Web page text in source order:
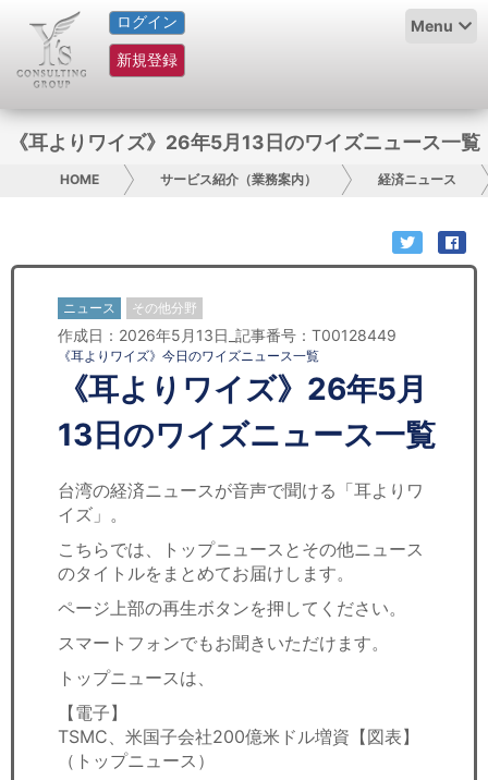
ログイン
新規登録
Menu
HOME
サービス紹介
グループ概要
日本人にPR
コンサルティング
リサーチ
セミナー
経済ニュース
労務顧問
ＩＴ
飲食店情報
《耳よりワイズ》26年5月13日のワイズニュース一覧
HOME サービス紹介（業務案内） 経済ニュース
ニュース その他分野
作成日：2026年5月13日_記事番号：T00128449
《耳よりワイズ》今日のワイズニュース一覧
《耳よりワイズ》26年5月
13日のワイズニュース一覧
台湾の経済ニュースが音声で聞ける「耳よりワ
イズ」。
こちらでは、トップニュースとその他ニュース
のタイトルをまとめてお届けします。
ページ上部の再生ボタンを押してください。
スマートフォンでもお聞きいただけます。
トップニュースは、
【電子】
TSMC、米国子会社200億米ドル増資【図表】
（トップニュース）